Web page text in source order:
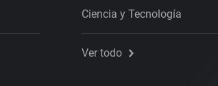
Ciencia y Tecnología
Ver todo